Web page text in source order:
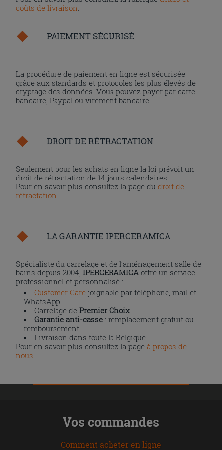
coûts de livraison
PAIEMENT SÉCURISÉ
La procédure de paiement en ligne est sécurisée
grâce aux standards et protocoles les plus élevés de
cryptage des données. Vous pouvez payer par carte
bancaire, Paypal ou virement bancaire.
DROIT DE RÉTRACTATION
Seulement pour les achats en ligne la loi prévoit un
droit de rétractation de 14 jours calendaires.
Pour en savoir plus consultez la page dudroit de
rétractation
LA GARANTIE IPERCERAMICA
Spécialiste du carrelage et de l’aménagement salle de
bains depuis 2004,IPERCERAMICA offre un service
professionnel et personnalisé :
Customer Care joignable par téléphone, mail et
WhatsApp
Carrelage dePremier Choix
Garantie anti-casse : remplacement gratuit ou
remboursement
Livraison dans toute la Belgique
Pour en savoir plus consultez la page à propos de
nous
Vos commandes
Comment acheter en ligne